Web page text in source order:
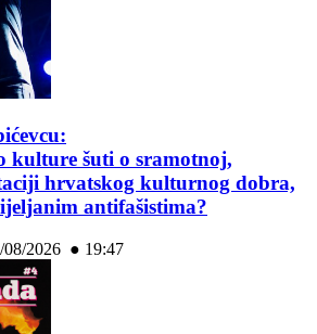
kulture šuti o sramotnoj,
hrvatskog kulturnog dobra,
antifašistima?
08/2026 ● 19:47